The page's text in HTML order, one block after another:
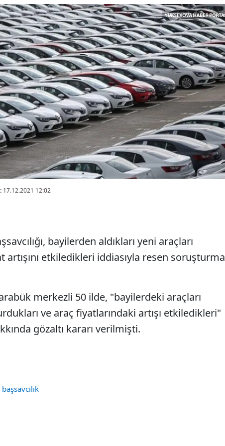
17.12.2021 12:02
bayilerden aldıkları yeni araçları
etkiledikleri iddiasıyla resen soruşturma
merkezli 50 ilde, "bayilerdeki araçları
ve araç fiyatlarındaki artışı etkiledikleri"
gözaltı kararı verilmişti.
başsavcılık